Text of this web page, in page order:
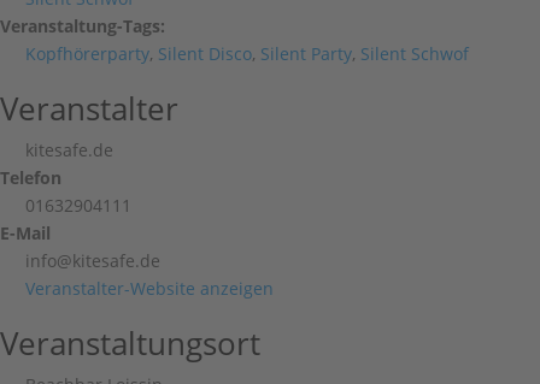
Veranstaltung-Tags:
Kopfhörerparty, Silent Disco, Silent Party, Silent Schwof
Veranstalter
kitesafe.de
Telefon
01632904111
E-Mail
info@kitesafe.de
Veranstalter-Website anzeigen
Veranstaltungsort